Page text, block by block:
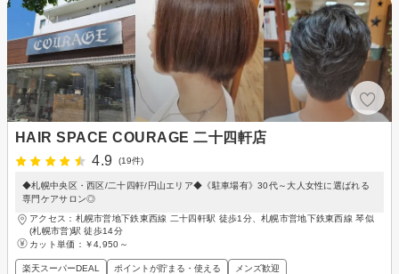
HAIR SPACE COURAGE 二十四軒店
4.9
(19件)
◆札幌中央区・西区/二十四軒/円山エリア◆《駐車場有》30代～大人女性に選ばれる
専門ケアサロン◎
アクセス：札幌市営地下鉄東西線 二十四軒駅 徒歩1分、札幌市営地下鉄東西線 琴似
(札幌市営)駅 徒歩14分
カット単価： ￥4,950～
楽天スーパーDEAL ポイントが貯まる・使える メンズ歓迎